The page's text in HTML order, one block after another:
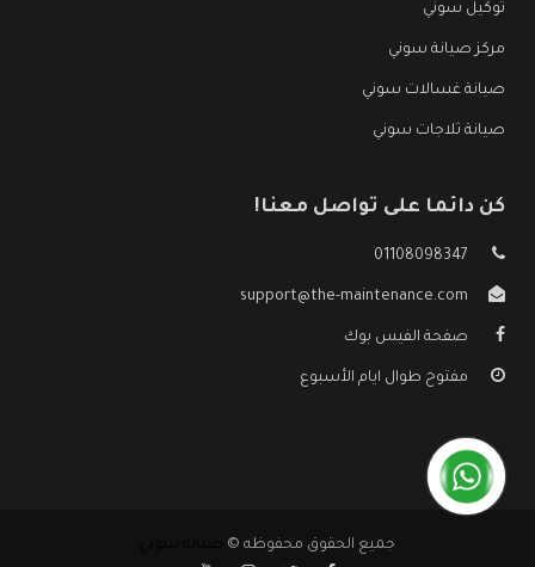
توكيل سوني
مركز صيانة سوني
صيانة غسالات سوني
صيانة ثلاجات سوني
كن دائما على تواصل معنا!
01108098347
support@the-maintenance.com
صفحة الفيس بوك
مفتوح طوال ايام الأسبوع
جميع الحقوق محفوظه ©